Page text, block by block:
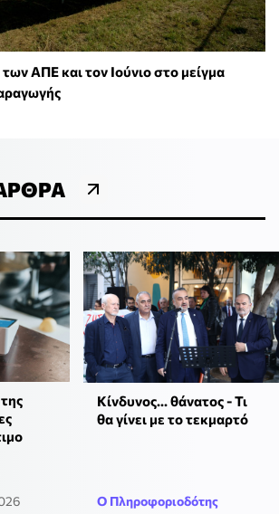
ΑΠΕ και τον Ιούνιο στο μείγμα
Κίνδυνος... θάνατος - Τι
θα γίνει με το τεκμαρτό
Ο Πληροφοριοδότης